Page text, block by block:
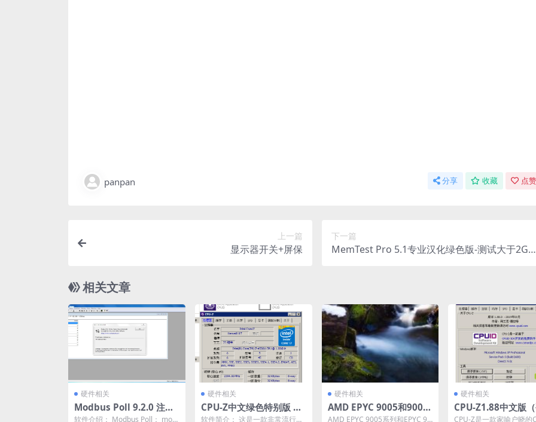
panpan 分享 收藏 点
上一篇
显示器开关+屏保
下一篇
MemTest Pro 5.1专业汉化绿色版-测试大于2G
相关文章
硬件相关
Modbus Poll 9.2.0 注册
版 x86/x64(开发调试工
软件介绍： Modbus Poll： mod
硬件相关
CPU-Z中文绿色特别版 v
1.80.1（X86+X64）
软件简介： 这是一款非常流行的
硬件相关
AMD EPYC 9005和9004
的区别
‌AMD EPYC 9005系列和EPYC 90
硬件相关
CPU-Z1.88中文版
检测工具）-数字签
CPU-Z是一款家喻户晓的